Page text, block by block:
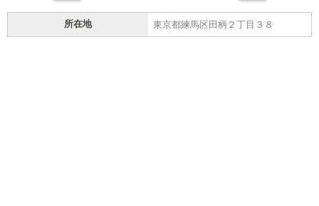
所在地 東京都練馬区田柄２丁目３８